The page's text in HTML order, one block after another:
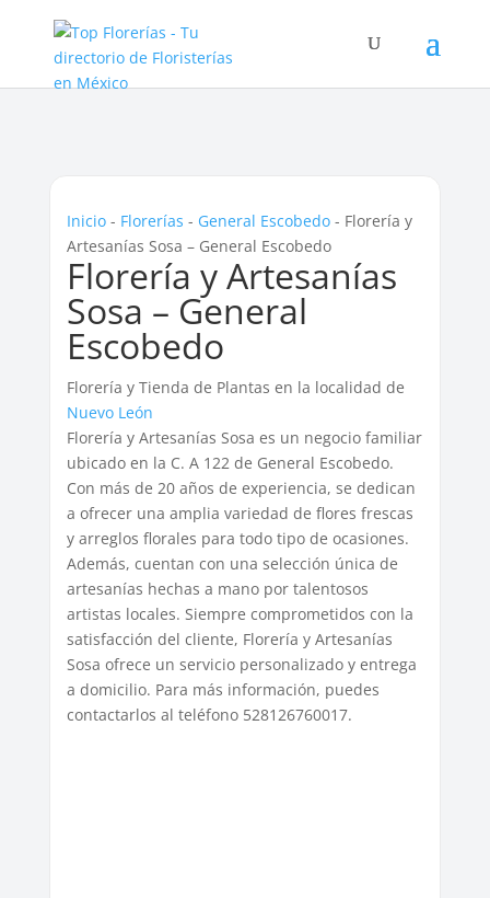
Inicio- Florerías - General Escobedo- Florería y
Artesanías Sosa – General Escobedo
Florería y Artesanías
Sosa – General
Escobedo
Florería y Tienda de Plantas en la localidad de
Nuevo León
Florería y Artesanías Sosa es un negocio familiar
ubicado en la C. A 122 de General Escobedo.
Con más de 20 años de experiencia, se dedican
a ofrecer una amplia variedad de flores frescas
y arreglos florales para todo tipo de ocasiones.
Además, cuentan con una selección única de
artesanías hechas a mano por talentosos
artistas locales. Siempre comprometidos con la
satisfacción del cliente, Florería y Artesanías
Sosa ofrece un servicio personalizado y entrega
a domicilio. Para más información, puedes
contactarlos al teléfono 528126760017.